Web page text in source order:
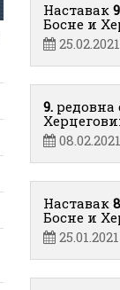
Наставак
Босне и
25.02.2021
9. редовна
08.02.2021
Наставак
Босне и
25.01.2021